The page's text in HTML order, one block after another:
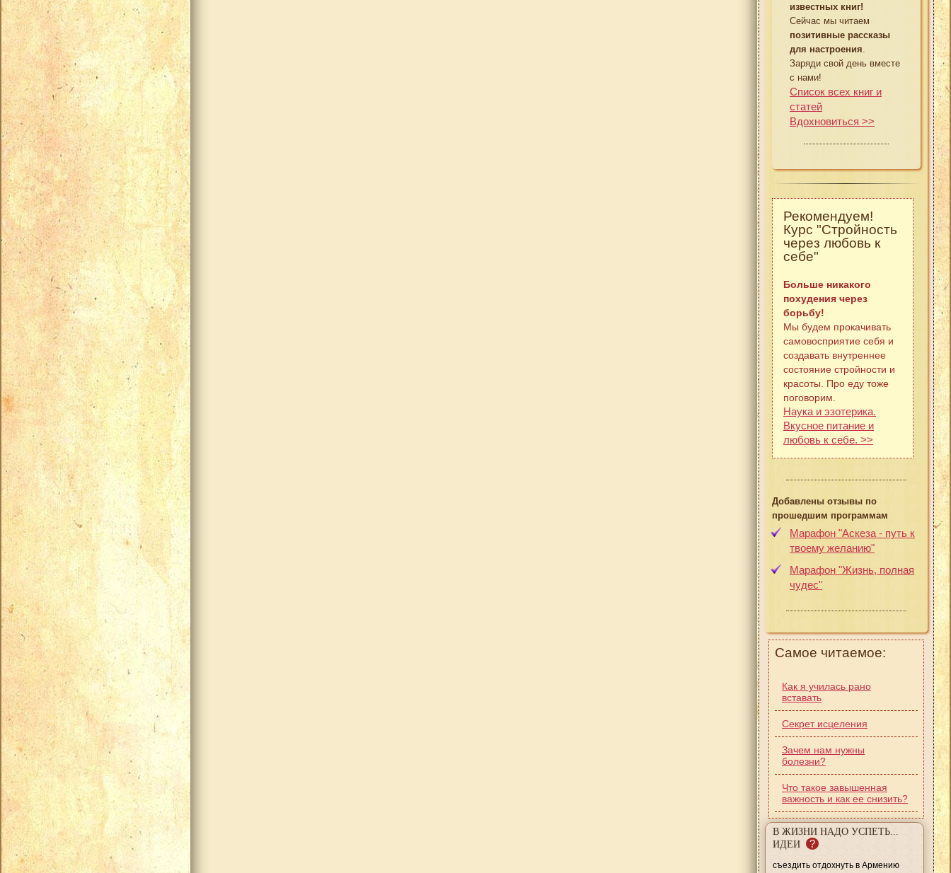
известных книг!
Сейчас мы читаем
позитивные рассказы
для настроения
Заряди свой день вместе
с нами!
Список всех книг и
статей
Вдохновиться >>
Рекомендуем!
Курс "Стройность
через любовь к
себе"
Больше никакого
похудения через
борьбу!
Мы будем прокачивать
самовосприятие себя и
создавать внутреннее
состояние стройности и
красоты. Про еду тоже
поговорим.
Наука и эзотерика.
Вкусное питание и
любовь к себе. >>
Добавлены отзывы по
прошедшим программам
Марафон "Аскеза - путь к
твоему желанию"
Марафон "Жизнь, полная
чудес"
Самое читаемое:
Как я училась рано
вставать
Секрет исцеления
Зачем нам нужны
болезни?
Что такое завышенная
важность и как ее снизить?
В ЖИЗНИ НАДО УСПЕТЬ...
ИДЕИ
?
съездить отдохнуть в Армению